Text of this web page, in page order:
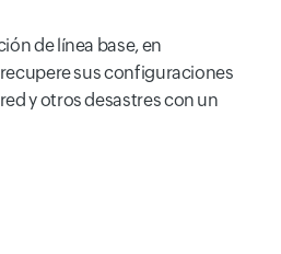
de línea base, en
sus configuraciones
y otros desastres con un